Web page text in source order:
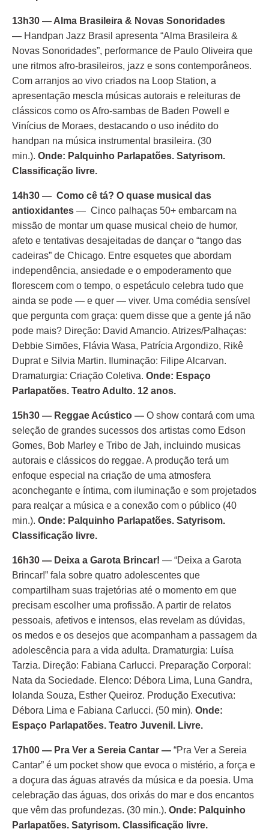
13h30 — Alma Brasileira & Novas Sonoridades
— Handpan Jazz Brasil apresenta “Alma Brasileira &
Novas Sonoridades”, performance de Paulo Oliveira que
une ritmos afro-brasileiros, jazz e sons contemporâneos.
Com arranjos ao vivo criados na Loop Station, a
apresentação mescla músicas autorais e releituras de
clássicos como os Afro-sambas de Baden Powell e
Vinícius de Moraes, destacando o uso inédito do
handpan na música instrumental brasileira. (30
min.). Onde: Palquinho Parlapatões. Satyrisom.
Classificação livre.
14h30 — Como cê tá? O quase musical das
antioxidantes — Cinco palhaças 50+ embarcam na
missão de montar um quase musical cheio de humor,
afeto e tentativas desajeitadas de dançar o “tango das
cadeiras” de Chicago. Entre esquetes que abordam
independência, ansiedade e o empoderamento que
florescem com o tempo, o espetáculo celebra tudo que
ainda se pode — e quer — viver. Uma comédia sensível
que pergunta com graça: quem disse que a gente já não
pode mais? Direção: David Amancio. Atrizes/Palhaças:
Debbie Simões, Flávia Wasa, Patrícia Argondizo, Rikê
Duprat e Silvia Martin. Iluminação: Filipe Alcarvan.
Dramaturgia: Criação Coletiva. Onde: Espaço
Parlapatões. Teatro Adulto. 12 anos.
15h30 — Reggae Acústico — O show contará com uma
seleção de grandes sucessos dos artistas como Edson
Gomes, Bob Marley e Tribo de Jah, incluindo musicas
autorais e clássicos do reggae. A produção terá um
enfoque especial na criação de uma atmosfera
aconchegante e íntima, com iluminação e som projetados
para realçar a música e a conexão com o público (40
min.). Onde: Palquinho Parlapatões. Satyrisom.
Classificação livre.
16h30 — Deixa a Garota Brincar! — “Deixa a Garota
Brincar!” fala sobre quatro adolescentes que
compartilham suas trajetórias até o momento em que
precisam escolher uma profissão. A partir de relatos
pessoais, afetivos e intensos, elas revelam as dúvidas,
os medos e os desejos que acompanham a passagem da
adolescência para a vida adulta. Dramaturgia: Luísa
Tarzia. Direção: Fabiana Carlucci. Preparação Corporal:
Nata da Sociedade. Elenco: Débora Lima, Luna Gandra,
Iolanda Souza, Esther Queiroz. Produção Executiva:
Débora Lima e Fabiana Carlucci. (50 min). Onde:
Espaço Parlapatões. Teatro Juvenil. Livre.
17h00 — Pra Ver a Sereia Cantar — “Pra Ver a Sereia
Cantar” é um pocket show que evoca o mistério, a força e
a doçura das águas através da música e da poesia. Uma
celebração das águas, dos orixás do mar e dos encantos
que vêm das profundezas. (30 min.). Onde: Palquinho
Parlapatões. Satyrisom. Classificação livre.